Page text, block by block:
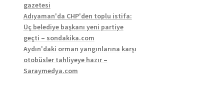
gazetesi
Adıyaman'da CHP'den toplu istifa:
Üç belediye başkanı yeni partiye
geçti – sondakika.com
Aydın'daki orman yangınlarına karşı
otobüsler tahliyeye hazır –
Saraymedya.com